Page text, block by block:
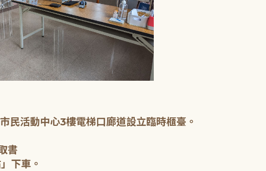
民活動中心3樓電梯口廊道設立臨時櫃臺。
書
下車。